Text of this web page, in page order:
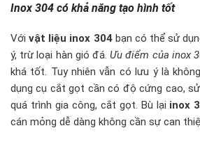
Inox 304 có khả năng tạo hình tốt
Vớivật liệu inox 304bạn có thể sử
ý, trừ loại hàn gió đá.Ưu điểm của inox
khá tốt. Tuy nhiên vẫn có lưu ý là
dụng cụ cắt gọt cần có độ cứng cao,
quá trình gia công, cắt gọt. Bù lại inox
cán mỏng dễ dàng không cần sự can